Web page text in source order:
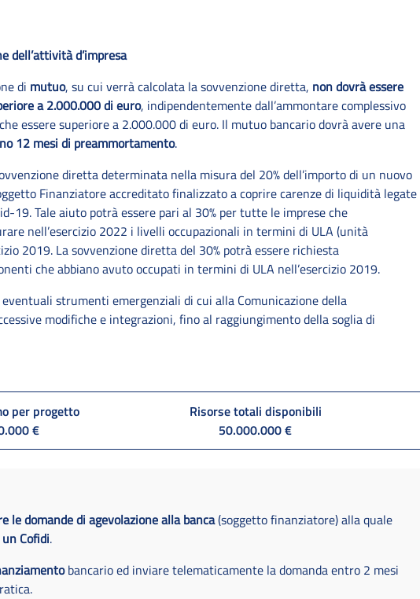
dell’attività d’impresa
di mutuo, su cui verrà calcolata la sovvenzione diretta, non dovrà essere
a 2.000.000 di euro, indipendentemente dall’ammontare complessivo
essere superiore a 2.000.000 di euro. Il mutuo bancario dovrà avere una
12 mesi di preammortamento.
diretta determinata nella misura del 20% dell’importo di un nuovo
Finanziatore accreditato finalizzato a coprire carenze di liquidità legate
19. Tale aiuto potrà essere pari al 30% per tutte le imprese che
nell’esercizio 2022 i livelli occupazionali in termini di ULA (unità
2019. La sovvenzione diretta del 30% potrà essere richiesta
che abbiano avuto occupati in termini di ULA nell’esercizio 2019.
strumenti emergenziali di cui alla Comunicazione della
modifiche e integrazioni, fino al raggiungimento della soglia di
per progetto
€
Risorse totali disponibili
50.000.000 €
le domande di agevolazione alla banca(soggetto finanziatore) alla quale
Cofidi.
bancario ed inviare telematicamente la domanda entro 2 mesi